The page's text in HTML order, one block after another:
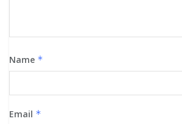
Name *
Email *